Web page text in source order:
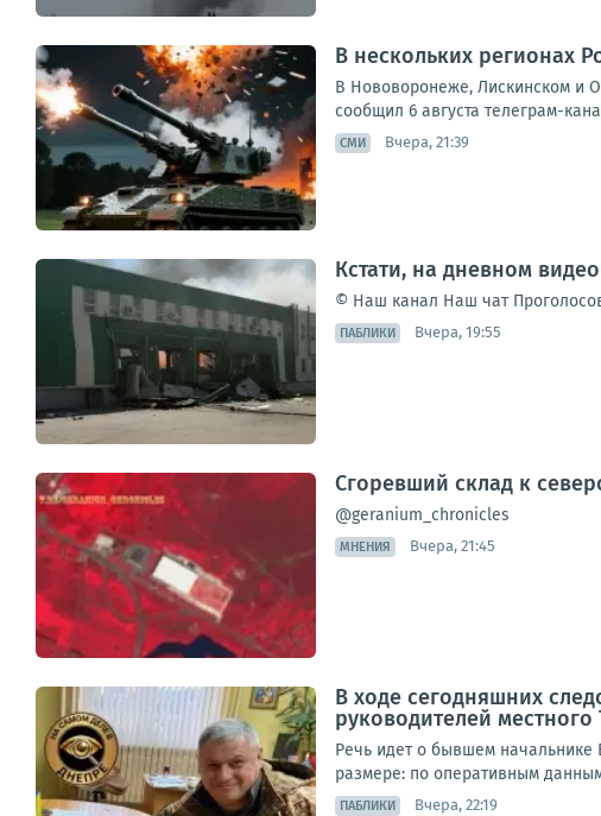
В нескольких регионах
В Нововоронеже, Лискинском и
сообщил 6 августа телеграм-
СМИ Вчера, 21:39
Кстати, на дневном
© Наш канал Наш чат
ПАБЛИКИ Вчера, 19:55
Сгоревший склад к
@geranium_chronicles
МНЕНИЯ Вчера, 21:45
В ходе сегодняшних
руководителей местного
Речь идет о бывшем начальнике
размере: по оперативным
ПАБЛИКИ Вчера, 22:19